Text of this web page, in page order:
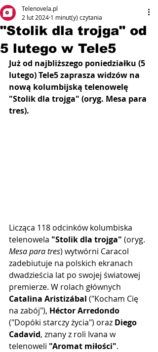
"Stolik dla trojga" od
5 lutego w Tele5
Telenovela.pl
2 lut 2024 1 minut(y) czytania
Już od najbliższego poniedziałku (5
lutego) Tele5 zaprasza widzów na
nową kolumbijską telenowelę
"Stolik dla trojga" (oryg. Mesa para
tres).
Licząca 118 odcinków kolumbiska
telenowela "Stolik dla trojga" (oryg.
Mesa para tres) wytwórni Caracol
zadebiutuje na polskich ekranach
dwadzieścia lat po swojej światowej
premierze. W rolach głównych
Catalina Aristizábal ("Kocham Cię
na zabój"), Héctor Arredondo
("Dopóki starczy życia") oraz Diego
Cadavid, znany z roli Ivana w
telenoweli "Aromat miłości".